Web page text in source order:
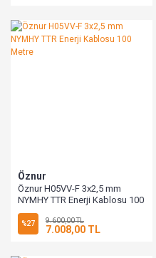
Öznur
Öznur H05VV-F 3x2,5 mm
NYMHY TTR Enerji Kablosu 100
Metre
%27 9.600,00 TL
7.008,00 TL